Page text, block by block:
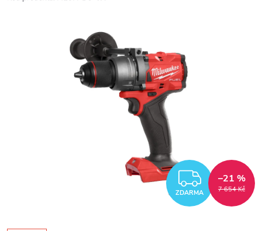
ZDARMA 7 654 Kč
–21 %